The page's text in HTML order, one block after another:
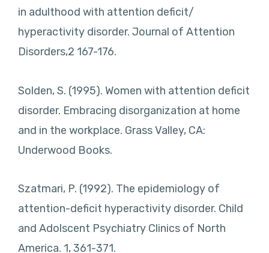
in adulthood with attention deficit/
hyperactivity disorder. Journal of Attention
Disorders,2 167-176.
Solden, S. (1995). Women with attention deficit
disorder. Embracing disorganization at home
and in the workplace. Grass Valley, CA:
Underwood Books.
Szatmari, P. (1992). The epidemiology of
attention-deficit hyperactivity disorder. Child
and Adolscent Psychiatry Clinics of North
America. 1, 361-371.